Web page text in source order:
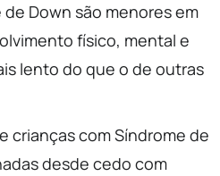
Down são menores em
físico, mental e
lento do que o de outras
crianças com Síndrome de
desde cedo com